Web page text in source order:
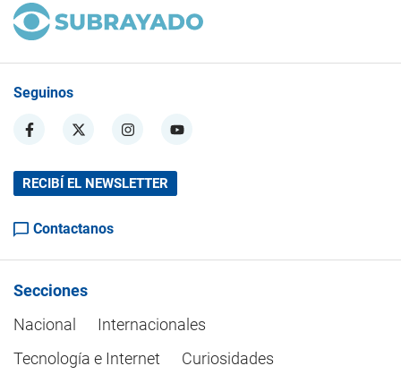
Seguinos
RECIBÍ EL NEWSLETTER
Contactanos
Secciones
Nacional
Internacionales
Tecnología e Internet
Curiosidades